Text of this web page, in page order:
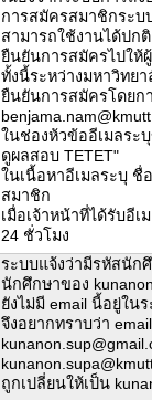
การสมัครสมาชิกระบ
สามารถใช้งานได้ปก
ยืนยันการสมัครไปให้
ทั้งนี้ระหว่างมหาวิทย
ยืนยันการสมัครโดยก
ในช่องห้วข้ออีเมลระ
ดูผลสอบ TETET"
ในเนื้อหาอีเมลระบุ
สมาชิก
เมื่อเจ้าหน้าที่ได้รับอี
24 ชั่วโมง
ระบบแจ้งว่ามีรหัสนัก
นักศึกษาของ
ยังไม่มี email นี้อยู่ใน
จึงอยากทราบว่า
ถูกเปลี่ยนให้เป็น